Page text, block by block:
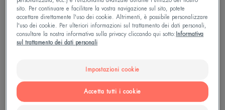
innovazioni dermatologiche) per prendersi cura
della vostra pelle sensibile giorno dopo giorno.
Confermo di avere almeno 16 anni.
sito. Per continuare e facilitare la vostra navigazione sul sito, potete
accettare direttamente l'uso dei cookie. Altrimenti, è possibile personalizzare
l'uso dei cookie. Per ulteriori informazioni sul trattamento dei dati personali,
consultare la nostra informativa sulla privacy cliccando qui sotto: Informativa
sul trattamento dei dati personali
Impostazioni cookie
Accetta tutti i cookie